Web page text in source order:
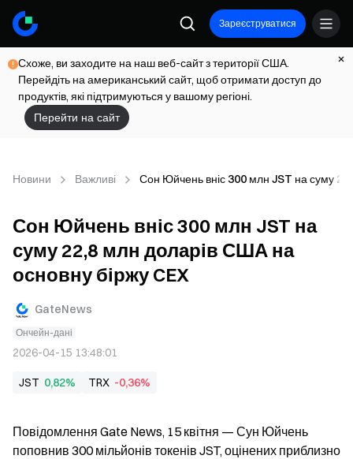
Зареєструватися
Схоже, ви заходите на наш веб-сайт з території США.
Перейдіть на американський сайт, щоб отримати доступ до
продуктів, які підтримуються у вашому регіоні.
Перейти на сайт
Новини Важливі Сон Юйчень вніс 300 млн JST на суму
Сон Юйчень вніс 300 млн JST на
суму 22,8 млн доларів США на
основну біржу CEX
GateNews
Ончейн-дані
2026-04-15 13:48:01
JST 0,82% TRX -0,36%
Повідомлення Gate News, 15 квітня — Сун Юйчень
поповнив 300 мільйонів токенів JST, оцінених приблизно